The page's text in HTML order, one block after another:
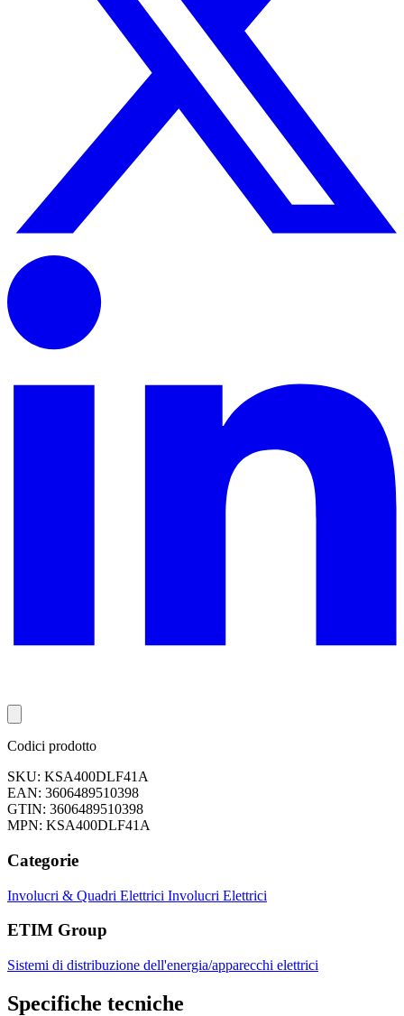
Codici prodotto
SKU: KSA400DLF41A
EAN: 3606489510398
GTIN: 3606489510398
MPN: KSA400DLF41A
Categorie
Involucri & Quadri Elettrici Involucri Elettrici
ETIM Group
Sistemi di distribuzione dell'energia/apparecchi elettrici
Specifiche tecniche